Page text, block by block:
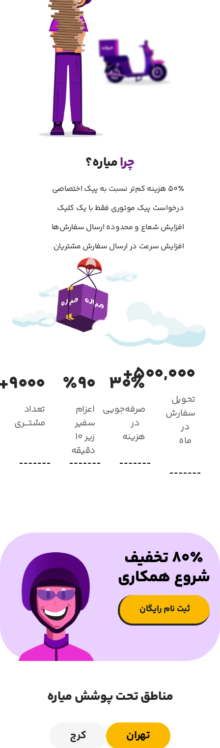
چرامیاره؟
۵۰٪ هزینه کم‌تر نسبت به پیک اختصاصی
درخواست پیک موتوری فقط با یک کلیک
افزایش شعاع و محدوده ارسال سفارش‌ها
افزایش سرعت در ارسال سفارش مشتریان
۵۰۰,۰۰۰+
تحویل
سفارش
در
ماه
۳۰٪
صرفه‌جویی
در
هزینه
٪۹۰
اعزام
سفیر
زیر ۱۰
دقیقه
۹۰۰۰+
تعداد
مشتـــری
۸۰٪ تخفیف
شروع همکاری
ثبت نام رایگان
مناطق تحت پوشش میاره
تهران کرج